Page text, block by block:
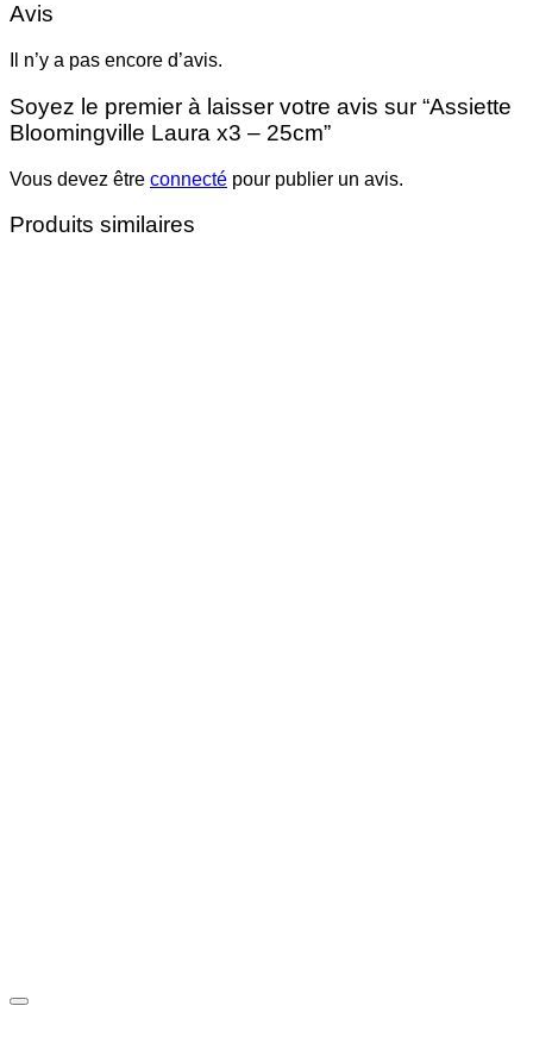
Avis
Il n’y a pas encore d’avis.
Soyez le premier à laisser votre avis sur “Assiette
Bloomingville Laura x3 – 25cm”
Vous devez être connecté pour publier un avis.
Produits similaires